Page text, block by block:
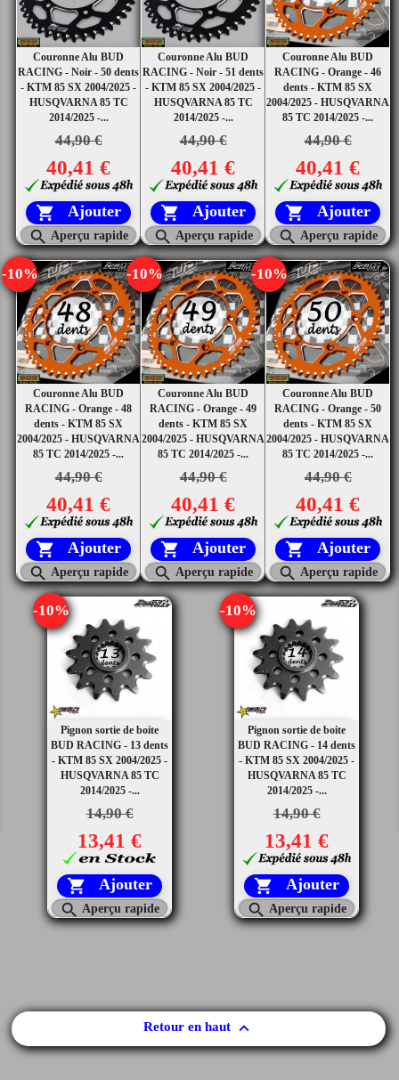
Couronne Alu BUD
RACING - Noir - 50 dents
- KTM 85 SX 2004/2025 -
HUSQVARNA 85 TC
2014/2025 -...
44,90 €
40,41 €
 Ajouter
 Aperçu rapide
Couronne Alu BUD
RACING - Noir - 51 dents
- KTM 85 SX 2004/2025 -
HUSQVARNA 85 TC
2014/2025 -...
44,90 €
40,41 €
 Ajouter
 Aperçu rapide
Couronne Alu BUD
RACING - Orange - 46
dents - KTM 85 SX
2004/2025 - HUSQVARNA
85 TC 2014/2025 -...
44,90 €
40,41 €
 Ajouter
 Aperçu rapide
Couronne Alu BUD
RACING - Orange - 48
dents - KTM 85 SX
2004/2025 - HUSQVARNA
85 TC 2014/2025 -...
44,90 €
-10%
40,41 €
 Ajouter
 Aperçu rapide
Couronne Alu BUD
RACING - Orange - 49
dents - KTM 85 SX
2004/2025 - HUSQVARNA
85 TC 2014/2025 -...
44,90 €
-10%
40,41 €
 Ajouter
 Aperçu rapide
Couronne Alu BUD
RACING - Orange - 50
dents - KTM 85 SX
2004/2025 - HUSQVARNA
85 TC 2014/2025 -...
44,90 €
-10%
40,41 €
 Ajouter
 Aperçu rapide
Pignon sortie de boite
BUD RACING - 13 dents
- KTM 85 SX 2004/2025 -
HUSQVARNA 85 TC
2014/2025 -...
14,90 €
-10%
13,41 €
 Ajouter
 Aperçu rapide
Pignon sortie de boite
BUD RACING - 14 dents
- KTM 85 SX 2004/2025 -
HUSQVARNA 85 TC
2014/2025 -...
14,90 €
-10%
13,41 €
 Ajouter
 Aperçu rapide
Retour en haut 